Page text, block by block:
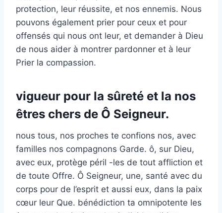
protection, leur réussite, et nos ennemis. Nous
pouvons également prier pour ceux et pour
offensés qui nous ont leur, et demander à Dieu
de nous aider à montrer pardonner et à leur
Prier la compassion.
vigueur pour la sûreté et la nos
êtres chers de Ô Seigneur.
nous tous, nos proches te confions nos, avec
familles nos compagnons Garde. ô, sur Dieu,
avec eux, protège péril -les de tout affliction et
de toute Offre. Ô Seigneur, une, santé avec du
corps pour de l’esprit et aussi eux, dans la paix
cœur leur Que. bénédiction ta omnipotente les